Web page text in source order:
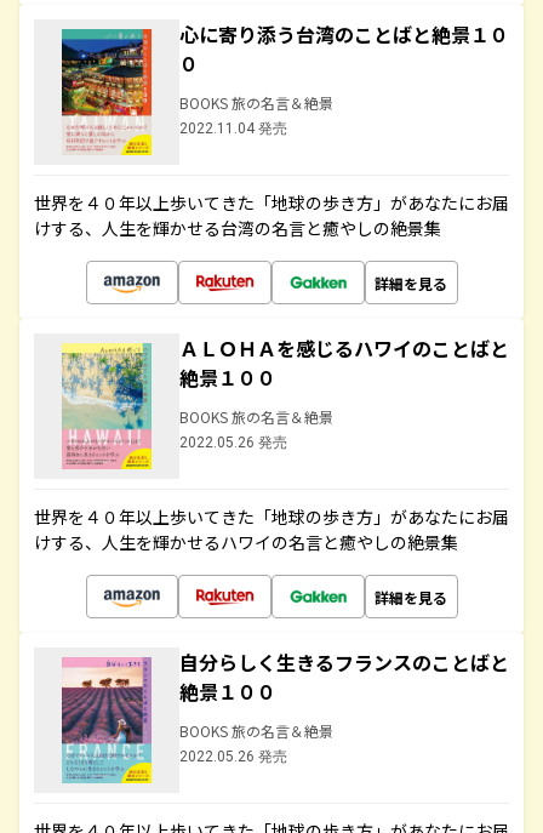
心に寄り添う台湾のことばと絶景１０
０
BOOKS 旅の名言＆絶景
2022.11.04 発売
世界を４０年以上歩いてきた「地球の歩き方」があなたにお届
けする、人生を輝かせる台湾の名言と癒やしの絶景集
詳細を見る
ＡＬＯＨＡを感じるハワイのことばと
絶景１００
BOOKS 旅の名言＆絶景
2022.05.26 発売
世界を４０年以上歩いてきた「地球の歩き方」があなたにお届
けする、人生を輝かせるハワイの名言と癒やしの絶景集
詳細を見る
自分らしく生きるフランスのことばと
絶景１００
BOOKS 旅の名言＆絶景
2022.05.26 発売